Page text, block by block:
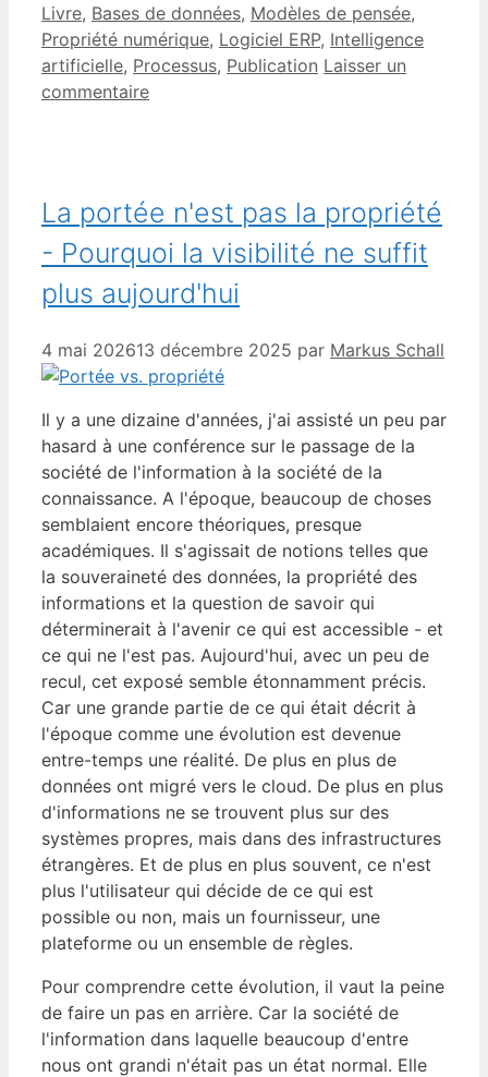
Livre, Bases de données, Modèles de pensée,
Propriété numérique, Logiciel ERP, Intelligence
artificielle, Processus, Publication Laisser un
commentaire
La portée n'est pas la propriété
- Pourquoi la visibilité ne suffit
plus aujourd'hui
4 mai 202613 décembre 2025 par Markus Schall
Il y a une dizaine d'années, j'ai assisté un peu par
hasard à une conférence sur le passage de la
société de l'information à la société de la
connaissance. A l'époque, beaucoup de choses
semblaient encore théoriques, presque
académiques. Il s'agissait de notions telles que
la souveraineté des données, la propriété des
informations et la question de savoir qui
déterminerait à l'avenir ce qui est accessible - et
ce qui ne l'est pas. Aujourd'hui, avec un peu de
recul, cet exposé semble étonnamment précis.
Car une grande partie de ce qui était décrit à
l'époque comme une évolution est devenue
entre-temps une réalité. De plus en plus de
données ont migré vers le cloud. De plus en plus
d'informations ne se trouvent plus sur des
systèmes propres, mais dans des infrastructures
étrangères. Et de plus en plus souvent, ce n'est
plus l'utilisateur qui décide de ce qui est
possible ou non, mais un fournisseur, une
plateforme ou un ensemble de règles.
Pour comprendre cette évolution, il vaut la peine
de faire un pas en arrière. Car la société de
l'information dans laquelle beaucoup d'entre
nous ont grandi n'était pas un état normal. Elle